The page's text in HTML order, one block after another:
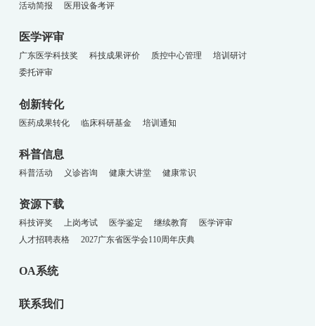
活动简报
医用设备考评
医学评审
广东医学科技奖 科技成果评价 质控中心管理
培训研讨
委托评审
创新转化
医药成果转化 临床科研基金 培训通知
科普信息
科普活动 义诊咨询 健康大讲堂 健康常识
资源下载
科技评奖 上岗考试 医学鉴定 继续教育
医学评审
人才招聘表格
2027广东省医学会110周年庆典
OA系统
联系我们